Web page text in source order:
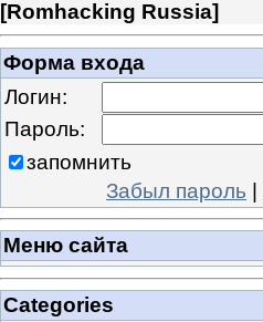
[Romhacking Russia]
Форма входа
Логин:
Пароль:
запомнить
Забыл пароль |
Меню сайта
Categories